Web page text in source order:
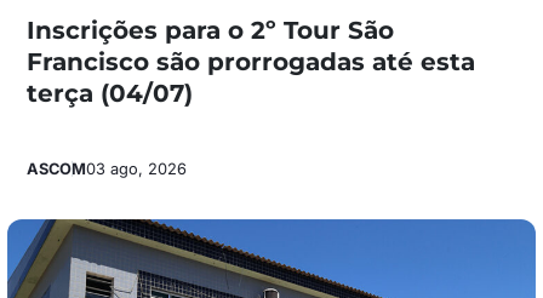
Inscrições para o 2º Tour São
Francisco são prorrogadas até esta
terça (04/07)
ASCOM03 ago, 2026